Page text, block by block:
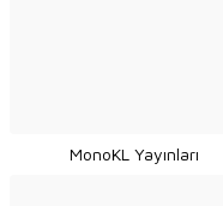
MonoKL Yayınları